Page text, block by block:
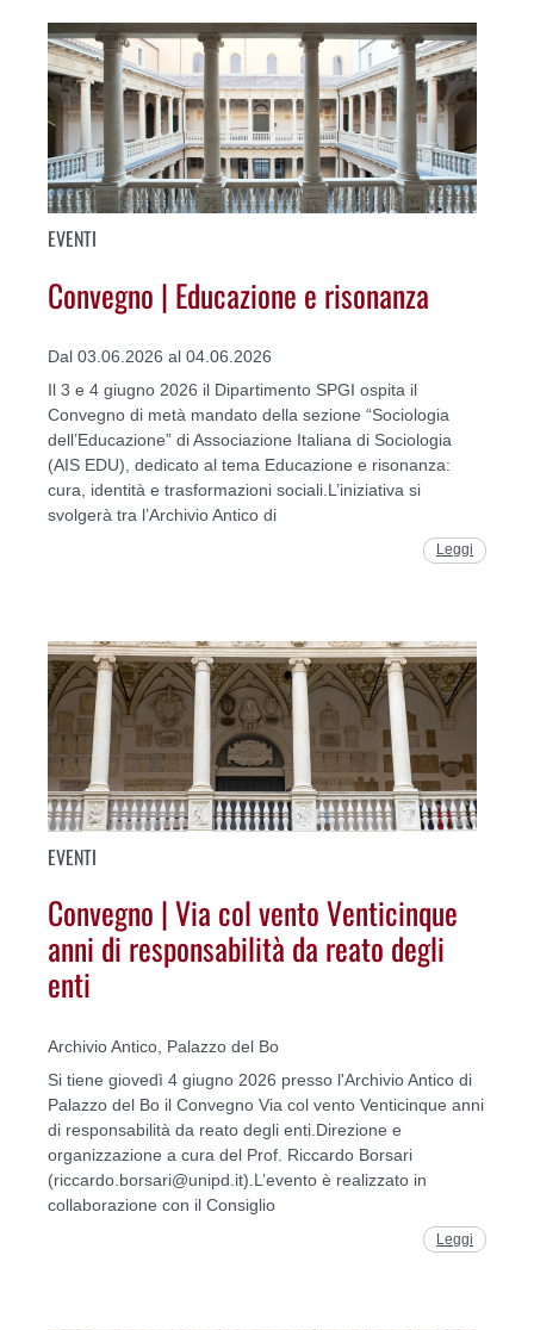
EVENTI
Convegno | Educazione e risonanza
Dal 03.06.2026 al 04.06.2026
Il 3 e 4 giugno 2026 il Dipartimento SPGI ospita il
Convegno di metà mandato della sezione “Sociologia
dell’Educazione” di Associazione Italiana di Sociologia
(AIS EDU), dedicato al tema Educazione e risonanza:
cura, identità e trasformazioni sociali.L’iniziativa si
svolgerà tra l’Archivio Antico di
Leggi
EVENTI
Convegno | Via col vento Venticinque
anni di responsabilità da reato degli
enti
Archivio Antico, Palazzo del Bo
Si tiene giovedì 4 giugno 2026 presso l'Archivio Antico di
Palazzo del Bo il Convegno Via col vento Venticinque anni
di responsabilità da reato degli enti.Direzione e
organizzazione a cura del Prof. Riccardo Borsari
(riccardo.borsari@unipd.it).L’evento è realizzato in
collaborazione con il Consiglio
Leggi